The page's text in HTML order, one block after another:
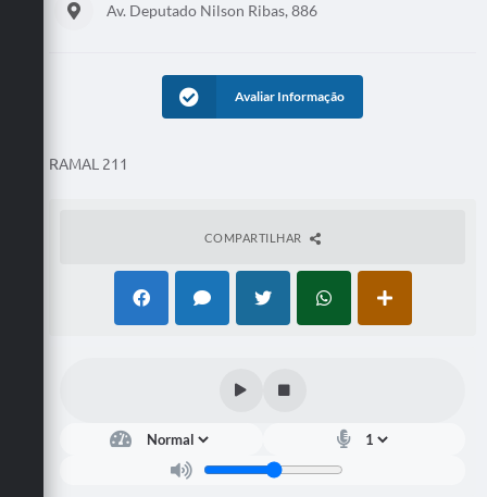
Av. Deputado Nilson Ribas, 886
Avaliar Informação
RAMAL 211
COMPARTILHAR